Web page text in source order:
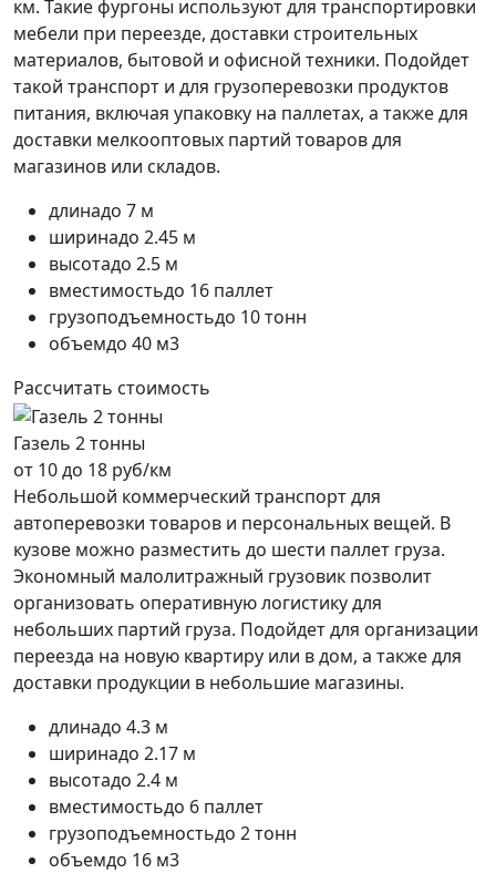
км. Такие фургоны используют для транспортировки
мебели при переезде, доставки строительных
материалов, бытовой и офисной техники. Подойдет
такой транспорт и для грузоперевозки продуктов
питания, включая упаковку на паллетах, а также для
доставки мелкооптовых партий товаров для
магазинов или складов.
длинадо 7 м
ширинадо 2.45 м
высотадо 2.5 м
вместимостьдо 16 паллет
грузоподъемностьдо 10 тонн
объемдо 40 м3
Рассчитать стоимость
Газель 2 тонны
от 10 до 18 руб/км
Небольшой коммерческий транспорт для
автоперевозки товаров и персональных вещей. В
кузове можно разместить до шести паллет груза.
Экономный малолитражный грузовик позволит
организовать оперативную логистику для
небольших партий груза. Подойдет для организации
переезда на новую квартиру или в дом, а также для
доставки продукции в небольшие магазины.
длинадо 4.3 м
ширинадо 2.17 м
высотадо 2.4 м
вместимостьдо 6 паллет
грузоподъемностьдо 2 тонн
объемдо 16 м3